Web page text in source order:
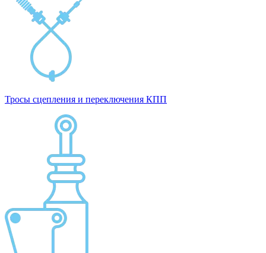
Тросы сцепления и переключения КПП